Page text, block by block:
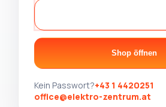
Shop öffnen
Kein Passwort?+43 1 4420251
office@elektro-zentrum.at